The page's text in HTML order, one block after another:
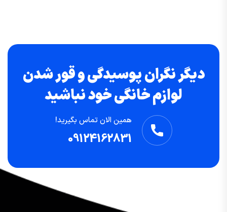
دیگر نگران پوسیدگی و قور شدن
لوازم خانگی خود نباشید
همین الان تماس بگیرید!
09124162831